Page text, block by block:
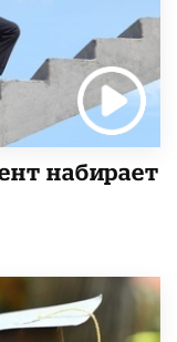
набирает